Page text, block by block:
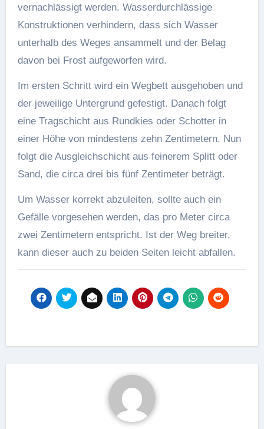
vernachlässigt werden. Wasserdurchlässige
Konstruktionen verhindern, dass sich Wasser
unterhalb des Weges ansammelt und der Belag
davon bei Frost aufgeworfen wird.
Im ersten Schritt wird ein Wegbett ausgehoben und
der jeweilige Untergrund gefestigt. Danach folgt
eine Tragschicht aus Rundkies oder Schotter in
einer Höhe von mindestens zehn Zentimetern. Nun
folgt die Ausgleichschicht aus feinerem Splitt oder
Sand, die circa drei bis fünf Zentimeter beträgt.
Um Wasser korrekt abzuleiten, sollte auch ein
Gefälle vorgesehen werden, das pro Meter circa
zwei Zentimetern entspricht. Ist der Weg breiter,
kann dieser auch zu beiden Seiten leicht abfallen.